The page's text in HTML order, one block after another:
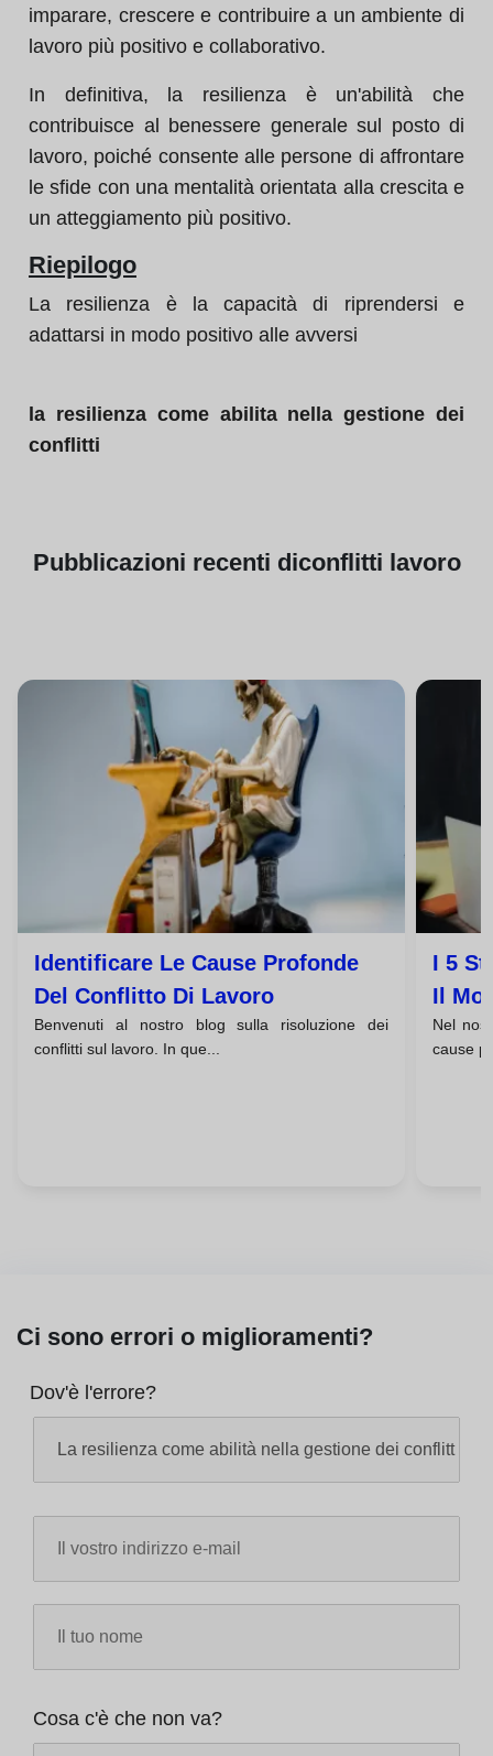
imparare, crescere e contribuire a un ambiente di
lavoro più positivo e collaborativo.
In definitiva, la resilienza è un'abilità che
contribuisce al benessere generale sul posto di
lavoro, poiché consente alle persone di affrontare
le sfide con una mentalità orientata alla crescita e
un atteggiamento più positivo.
Riepilogo
La resilienza è la capacità di riprendersi e
adattarsi in modo positivo alle avversi
la resilienza come abilita nella gestione dei
conflitti
Pubblicazioni recenti diconflitti lavoro
Identificare Le Cause Profonde
Del Conflitto Di Lavoro
Benvenuti al nostro blog sulla risoluzione dei
conflitti sul lavoro. In que...
I 5
Il
Nel
cause
Ci sono errori o miglioramenti?
Dov'è l'errore?
Cosa c'è che non va?